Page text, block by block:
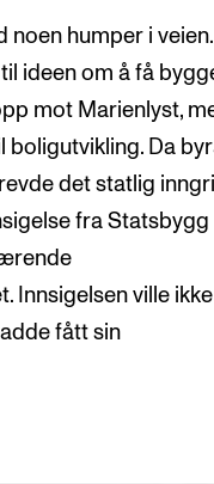
noen humper i veien.
ideen om å få
mot Marienlyst,
boligutvikling. Da
det statlig
fra Statsbygg
Innsigelsen ville
fått sin